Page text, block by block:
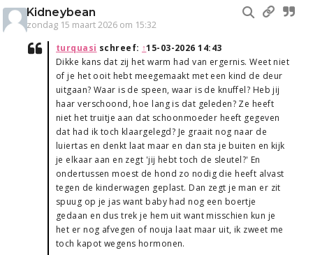
Kidneybean
zondag 15 maart 2026 om 15:32
turquasi schreef: ↑15-03-2026 14:43
Dikke kans dat zij het warm had van ergernis. Weet niet
of je het ooit hebt meegemaakt met een kind de deur
uitgaan? Waar is de speen, waar is de knuffel? Heb jij
haar verschoond, hoe lang is dat geleden? Ze heeft
niet het truitje aan dat schoonmoeder heeft gegeven
dat had ik toch klaargelegd? Je graait nog naar de
luiertas en denkt laat maar en dan sta je buiten en kijk
je elkaar aan en zegt 'jij hebt toch de sleutel?' En
ondertussen moest de hond zo nodig die heeft alvast
tegen de kinderwagen geplast. Dan zegt je man er zit
spuug op je jas want baby had nog een boertje
gedaan en dus trek je hem uit want misschien kun je
het er nog afvegen of nouja laat maar uit, ik zweet me
toch kapot wegens hormonen.